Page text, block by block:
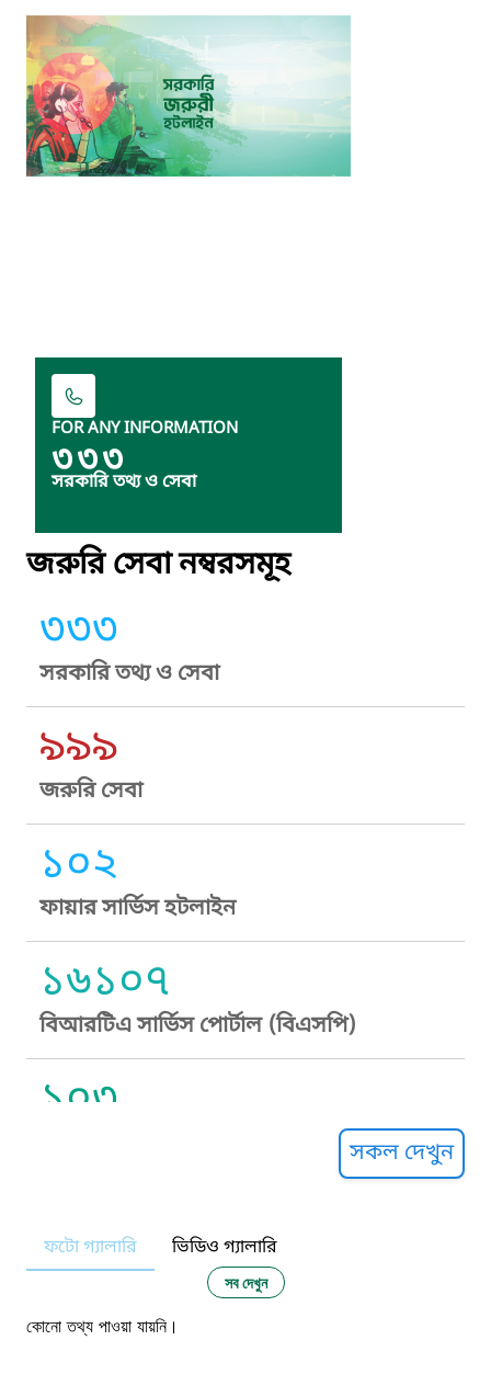
FOR ANY INFORMATION
৩৩৩
সরকারি তথ্য ও সেবা
জরুরি সেবা নম্বরসমূহ
৩৩৩
সরকারি তথ্য ও সেবা
৯৯৯
জরুরি সেবা
১০২
ফায়ার সার্ভিস হটলাইন
১৬১০৭
বিআরটিএ সার্ভিস পোর্টাল (বিএসপি)
১০৩
নারী ও শিশু নির্যাতন প্রতিরোধ
১০৬
সকল দেখুন
ফটো গ্যালারি ভিডিও গ্যালারি
সব দেখুন
কোনো তথ্য পাওয়া যায়নি।